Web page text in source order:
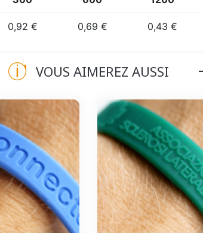
0,92 € 0,69 € 0,43 €
VOUS AIMEREZ AUSSI